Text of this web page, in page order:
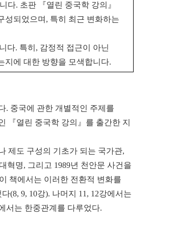
다. 초판 『열린 중국학 강의』
성되었으며, 특히 최근 변화하는
다. 특히, 감정적 접근이 아닌
지에 대한 방향을 모색합니다.
. 중국에 관한 개별적인 주제를
『열린 중국학 강의』를 출간한 지
제도 구성의 기초가 되는 국가관,
혁명, 그리고 1989년 천안문 사건을
책에서는 이러한 전환적 변화를
(8, 9, 10강). 나머지 11, 12강에서는
서는 한중관계를 다루었다.